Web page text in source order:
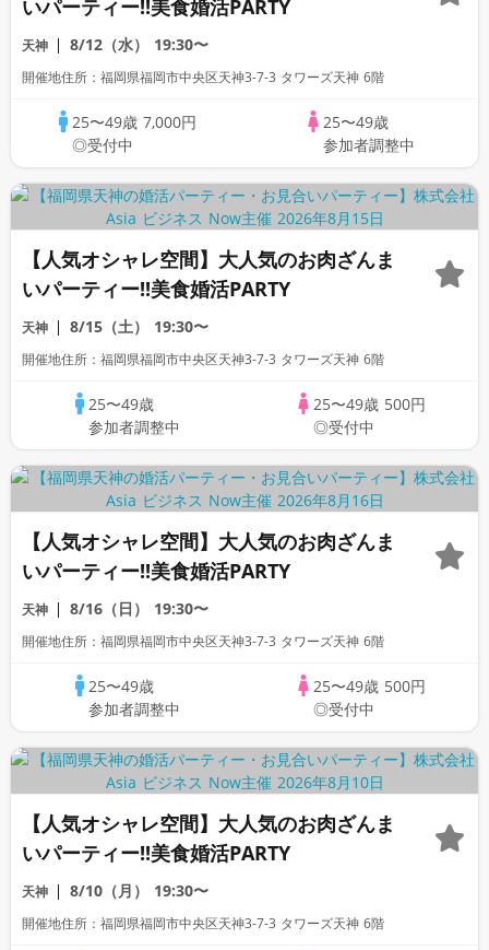
いパーティー!!美食婚活PARTY
天神 8/12（水） 19:30〜
開催地住所：福岡県福岡市中央区天神3-7-3 タワーズ天神 6階
25〜49歳 7,000円
◎受付中
25〜49歳
参加者調整中
【人気オシャレ空間】大人気のお肉ざんま
いパーティー!!美食婚活PARTY
天神 8/15（土） 19:30〜
開催地住所：福岡県福岡市中央区天神3-7-3 タワーズ天神 6階
25〜49歳
参加者調整中
25〜49歳 500円
◎受付中
【人気オシャレ空間】大人気のお肉ざんま
いパーティー!!美食婚活PARTY
天神 8/16（日） 19:30〜
開催地住所：福岡県福岡市中央区天神3-7-3 タワーズ天神 6階
25〜49歳
参加者調整中
25〜49歳 500円
◎受付中
【人気オシャレ空間】大人気のお肉ざんま
いパーティー!!美食婚活PARTY
天神 8/10（月） 19:30〜
開催地住所：福岡県福岡市中央区天神3-7-3 タワーズ天神 6階